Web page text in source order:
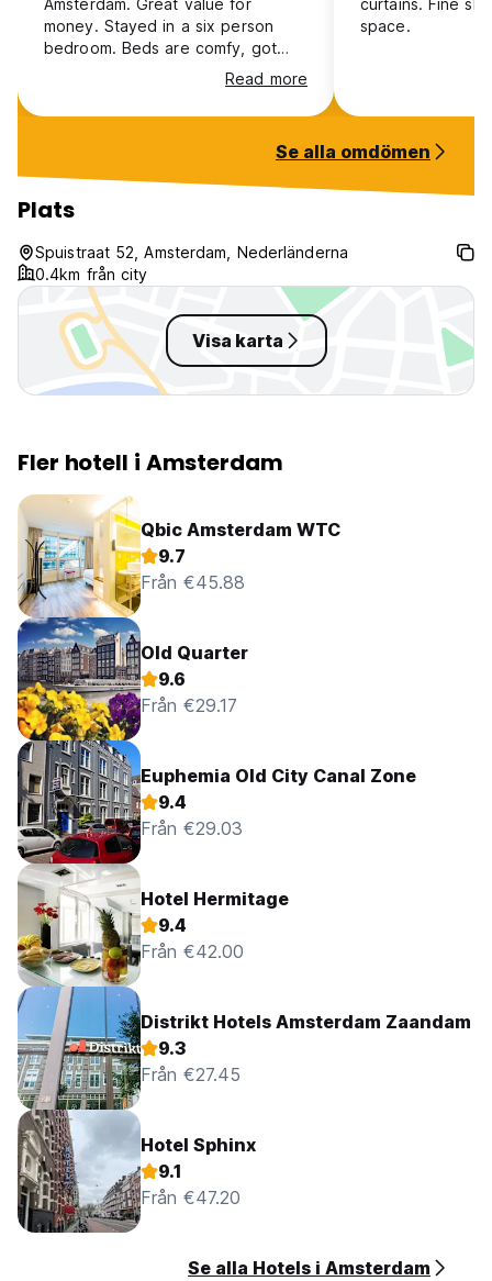
Amsterdam. Great value for
money. Stayed in a six person
bedroom. Beds are comfy, got
curtains, good lockers, good
facilities. Breakfast buffé is great
and staff very professional. 10/10
Read more
curtains. Fine
space.
Se alla omdömen
Plats
Spuistraat 52, Amsterdam, Nederländerna
0.4km från city
Visa karta
Fler hotell i Amsterdam
Qbic Amsterdam WTC
9.7
Från €45.88
Old Quarter
9.6
Från €29.17
Euphemia Old City Canal Zone
9.4
Från €29.03
Hotel Hermitage
9.4
Från €42.00
Distrikt Hotels Amsterdam Zaandam
9.3
Från €27.45
Hotel Sphinx
9.1
Från €47.20
Se alla Hotels i Amsterdam